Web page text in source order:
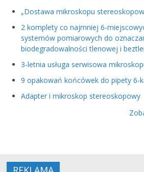
„Dostawa mikroskopu
2 komplety co najmniej 6-
systemów pomiarowych do
biodegradowalności tlenowej i
3-letnia usługa serwisowa
9 opakowań końcówek do pipety 6-
Adapter i mikroskop stereoskopowy